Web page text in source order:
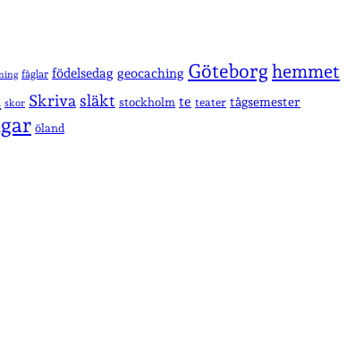
fåglar födelsedag geocaching Göteborghemmet
skor Skriva släkt stockholm te teater tågsemester
öland